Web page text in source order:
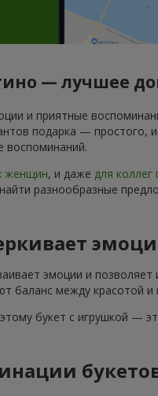
— лучшее
и приятные
подарка — простого,
воспоминаний.
женщин, и даже для
разнообразные
эмоции и
баланс между красотой
букет с игрушкой —